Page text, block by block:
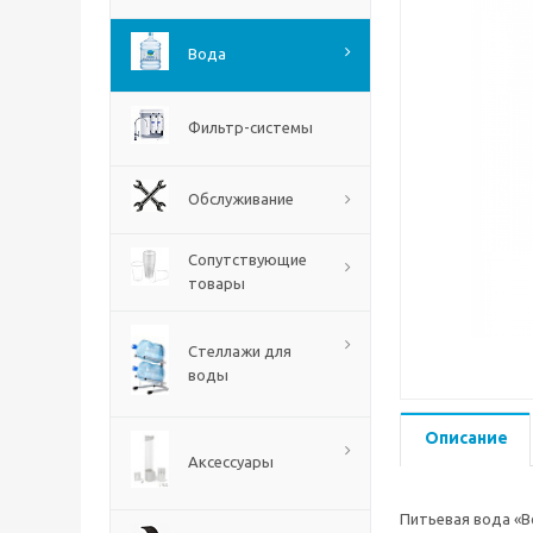
Вода
Фильтр-системы
Обслуживание
Сопутствующие
товары
Стеллажи для
воды
Аксессуары
Описание
Питьевая вода